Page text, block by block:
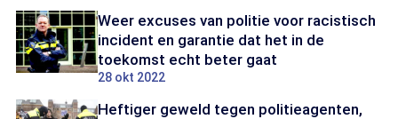
Weer excuses van politie voor racistisch
incident en garantie dat het in de
toekomst echt beter gaat
28 okt 2022
Heftiger geweld tegen politieagenten,